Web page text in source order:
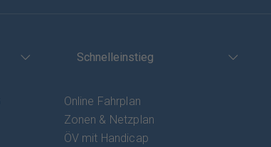
Schnelleinstieg
Online Fahrplan
Zonen & Netzplan
ÖV mit Handicap